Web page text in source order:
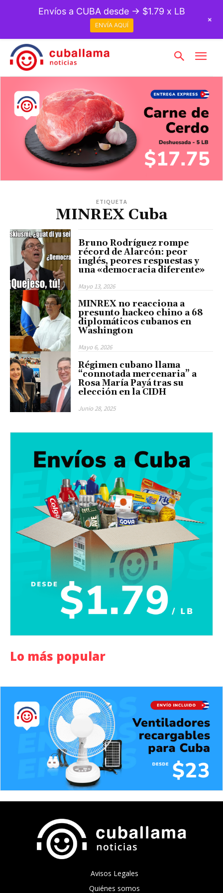
ETIQUETA
MINREX Cuba
Bruno Rodríguez rompe
récord de Alarcón: peor
inglés, peores respuestas y
una «democracia diferente»
Mayo 13, 2026
MINREX no reacciona a
presunto hackeo chino a 68
diplomáticos cubanos en
Washington
Mayo 6, 2026
Régimen cubano llama
“connotada mercenaria” a
Rosa María Payá tras su
elección en la CIDH
Junio 28, 2025
Lo más popular
Avisos Legales
Quiénes somos
Envíos a CUBA desde → $1.79 x LB
ENVÍA AQUÍ
+